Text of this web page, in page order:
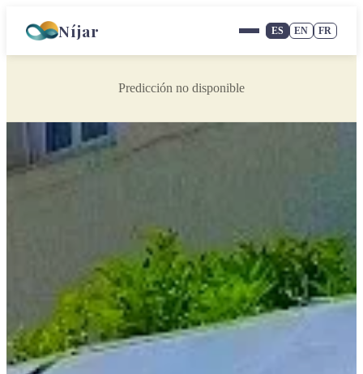
Níjar ES EN FR
Predicción no disponible